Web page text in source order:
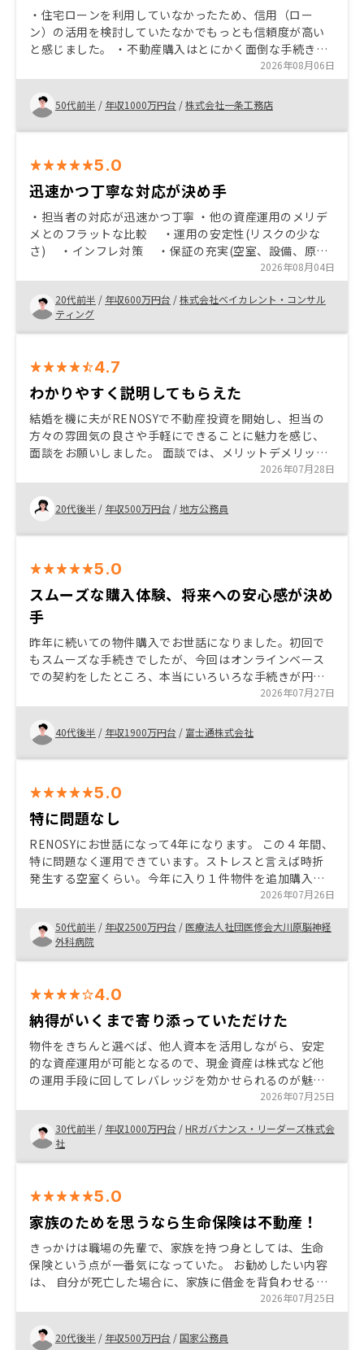
・住宅ローンを利用していなかったため、信用（ロー
ン）の活用を検討していたなかでもっとも信頼度が高い
と感じました。 ・不動産購入はとにかく面倒な手続きが
多いと思いますが、最小限にする仕組みが構築されてい
て素人が始めるにはちょうど良いと思います。
2026年08月06日
50代前半 / 年収1000万円台 /株式会社一条工務店
5.0
迅速かつ丁寧な対応が決め手
・担当者の対応が迅速かつ丁寧 ・他の資産運用のメリデ
メとのフラットな比較 ・運用の安定性(リスクの少な
さ) ・インフレ対策 ・保証の充実(空室、設備、原状
回復費等) ・ローンのレバレッジによる収益性 ・
2026年08月04日
20代前半 / 年収600万円台 /株式会社ベイカレント・コンサル
ティング
4.7
わかりやすく説明してもらえた
結婚を機に夫がRENOSYで不動産投資を開始し、担当の
方々の雰囲気の良さや手軽にできることに魅力を感じ、
面談をお願いしました。 面談では、メリットデメリット
だけでなく不安点についてもしっかり説明していただい
たことで安心して私も不動産投資を開始することにしま
した。
2026年07月28日
20代後半 / 年収500万円台 /地方公務員
5.0
スムーズな購入体験、将来への安心感が決め
手
昨年に続いての物件購入でお世話になりました。初回で
もスムーズな手続きでしたが、今回はオンラインベース
での契約をしたところ、本当にいろいろな手続きが円滑
に進められ、良い購入体験となりました 購入後の確定申
告や出口戦略に向けての相談なども期待できることか
ら、ご依頼して正解だったと実感しております。
2026年07月27日
40代後半 / 年収1900万円台 / 富士通株式会社
5.0
特に問題なし
RENOSYにお世話になって4年になります。 この４年間、
特に問題なく運用できています。ストレスと言えば時折
発生する空室くらい。今年に入り１件物件を追加購入し
ましたが、今回も問題なくスムーズに事が運びました。
2026年07月26日
50代前半 / 年収2500万円台 /医療法人社団医修会大川原脳神経
外科病院
4.0
納得がいくまで寄り添っていただけた
物件をきちんと選べば、他人資本を活用しながら、安定
的な資産運用が可能となるので、現金資産は株式など他
の運用手段に回してレバレッジを効かせられるのが魅力
だと感じています。 中でも、reonsyは物件のストックの
数や、サポート体制が特に充実していると感じました。
諸費用の内訳や必要な理由、他社との比較(●●という項
目が他社より高いが、それが妥当な理由など)がわかると
安心して決められた。
2026年07月25日
30代前半 / 年収1000万円台 /HRガバナンス・リーダーズ株式会
社
5.0
家族のためを思うなら生命保険は不動産！
きっかけは職場の先輩で、家族を持つ身としては、生命
保険という点が一番気になっていた。 お勧めしたい内容
は、 自分が死亡した場合に、家族に借金を背負わせるこ
となく、資産として残せて、売却したり、家賃収入とし
て、家族にお金を残すことができる。
2026年07月25日
20代後半 / 年収500万円台 / 国家公務員